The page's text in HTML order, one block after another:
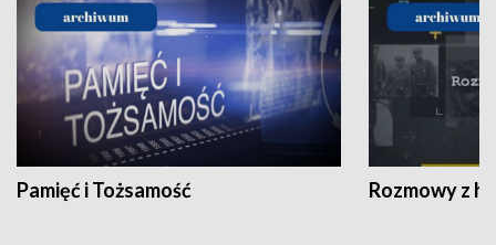
Pamięć i Tożsamość Rozmowy z